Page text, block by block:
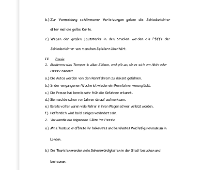
b.) Zur Vermeidung schlimmerer Verletzungen geben die Schiedsrichter
öfter mal die gelbe Karte.
c.) Wegen  der  großen  Lautstärke  in  den  Stadien  werden  die  Pfiffe  der
Schiedsrichter von manchen Spielern überhört.
IV.
Passiv
1.
Bestimme das Tempus in allen Sätzen, und gib an, ob es sich um Aktiv oder
Passiv handelt.
a.) Die Autos werden von den Rennfahrern zu riskant gefahren.
b.) In der vergangenen Woche ist wieder ein Rennfahrer verunglückt.
c.) Die Presse hat bereits sehr früh die Gefahren erkannt.
d.) Sie machte schon vor Jahren darauf aufmerksam.
e.) Bereits vorher waren viele Fahrer in ihren Wagen schwer verletzt worden.
f.)
Hoffentlich wird bald einiges verändert sein.
2.
Verwandle die folgenden Sätze ins Passiv.
a.) Mme Tussaud eröffnete ihr bekanntes und berühmtes Wachsfigurenmuseum in
London.
b.) Die Touristen werden viele Sehenswürdigkeiten in der Stadt besuchen und
bestaunen.